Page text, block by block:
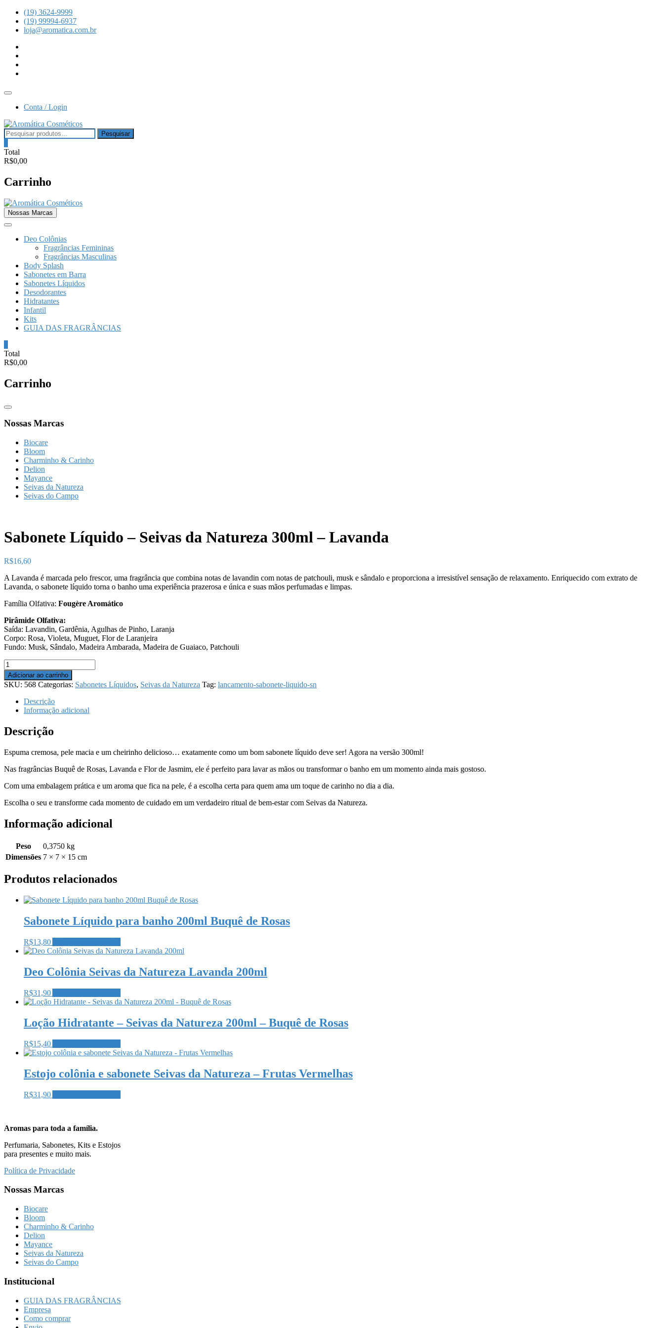
Skip
content
(19) 3624-9999
(19) 99994-6937
loja@aromatica.com.br
Topbar
Conta / Login
Pesquisar
por:
Pesquisar
Total
R$0,00
Carrinho
Nossas Marcas
Deo Colônias
Fragrâncias Femininas
Fragrâncias Masculinas
Body Splash
Sabonetes em Barra
Sabonetes Líquidos
Desodorantes
Hidratantes
Infantil
Kits
GUIA DAS FRAGRÂNCIAS
Total
R$0,00
Carrinho
Catalog
Nossas Marcas
Biocare
Bloom
Charminho & Carinho
Delion
Mayance
Seivas da Natureza
Seivas do Campo
Sabonete Líquido – Seivas da Natureza 300ml – Lavanda
R$16,60
A Lavanda é marcada pelo frescor, uma fragrância que combina notas de lavandin com notas de patchouli, musk e sândalo e proporciona a irresistível sensação de relaxamento. Enriquecido com extrato de
Lavanda, o sabonete líquido torna o banho uma experiência prazerosa e única e suas mãos perfumadas e limpas.
Família Olfativa: Fougère Aromático
Pirâmide Olfativa:
Saída: Lavandin, Gardênia, Agulhas de Pinho, Laranja
Corpo: Rosa, Violeta, Muguet, Flor de Laranjeira
Fundo: Musk, Sândalo, Madeira Ambarada, Madeira de Guaiaco, Patchouli
Sabonete
Líquido
-
Seivas
Natureza
-
Lavanda
Adicionar ao carrinho
SKU: 568 Categorias: Sabonetes Líquidos, Seivas da Natureza Tag: lancamento-sabonete-liquido-sn
Descrição
Informação adicional
Descrição
Espuma cremosa, pele macia e um cheirinho delicioso… exatamente como um bom sabonete líquido deve ser! Agora na versão 300ml!
Nas fragrâncias Buquê de Rosas, Lavanda e Flor de Jasmim, ele é perfeito para lavar as mãos ou transformar o banho em um momento ainda mais gostoso.
Com uma embalagem prática e um aroma que fica na pele, é a escolha certa para quem ama um toque de carinho no dia a dia.
Escolha o seu e transforme cada momento de cuidado em um verdadeiro ritual de bem-estar com Seivas da Natureza.
Informação adicional
Peso
0,3750 kg
Dimensões 7 × 7 × 15 cm
Produtos relacionados
Sabonete Líquido para banho 200ml Buquê de Rosas
R$13,80
Deo Colônia Seivas da Natureza Lavanda 200ml
R$31,90
Loção Hidratante – Seivas da Natureza 200ml – Buquê de Rosas
R$15,40
Estojo colônia e sabonete Seivas da Natureza – Frutas Vermelhas
R$31,90
Aromas para toda a família.
Perfumaria, Sabonetes, Kits e Estojos
para presentes e muito mais.
Política de Privacidade
Nossas Marcas
Biocare
Bloom
Charminho & Carinho
Delion
Mayance
Seivas da Natureza
Seivas do Campo
Institucional
GUIA DAS FRAGRÂNCIAS
Empresa
Como comprar